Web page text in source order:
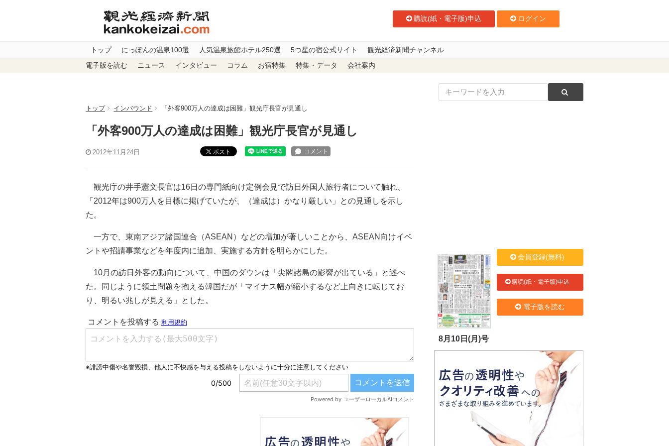
購読(紙・電子版)申込 ログイン
トップ にっぽんの温泉100選 人気温泉旅館ホテル250選 5つ星の宿公式サイト 観光経済新聞チャンネル
電子版を読む ニュース インタビュー コラム お宿特集 特集・データ 会社案内
トップ インバウンド 「外客900万人の達成は困難」観光庁長官が見通し
「外客900万人の達成は困難」観光庁長官が見通し
2012年11月24日 ポスト
観光庁の井手憲文長官は16日の専門紙向け定例会見で訪日外国人旅行者について触れ、
「2012年は900万人を目標に掲げていたが、（達成は）かなり厳しい」との見通しを示し
た。
一方で、東南アジア諸国連合（ASEAN）などの増加が著しいことから、ASEAN向けイベ
ントや招請事業などを年度内に追加、実施する方針を明らかにした。
10月の訪日外客の動向について、中国のダウンは「尖閣諸島の影響が出ている」と述べ
た。同じように領土問題を抱える韓国だが「マイナス幅が縮小するなど上向きに転じてお
り、明るい兆しが見える」とした。
8月10日(月)号
会員登録(無料)
購読(紙・電子版)申込
電子版を読む